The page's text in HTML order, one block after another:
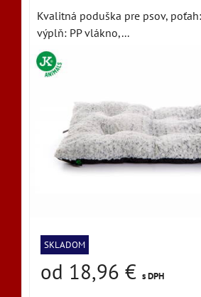
Kvalitná poduška pre psov,
výplň: PP vlákno,...
SKLADOM
od 18,96 € s DPH